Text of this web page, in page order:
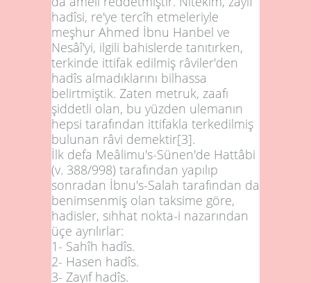
hadîsi, re'ye tercîh etmeleriyle
meşhur Ahmed İbnu Hanbel ve
Nesâî'yi, ilgili bahislerde tanıtırken,
terkinde ittifak edilmiş râviler'den
hadîs almadıklarını bilhassa
belirtmiştik. Zaten metruk, zaafı
şiddetli olan, bu yüzden ulemanın
hepsi tarafından ittifakla terkedilmiş
bulunan râvi demektir[3].
İlk defa Meâlimu's-Sünen'de Hattâbi
(v. 388/998) tarafından yapılıp
sonradan İbnu's-Salah tarafından da
benimsenmiş olan taksime göre,
hadisler, sıhhat nokta-i nazarından
üçe ayrılırlar:
1- Sahîh hadîs.
2- Hasen hadîs.
3- Zayıf hadîs.